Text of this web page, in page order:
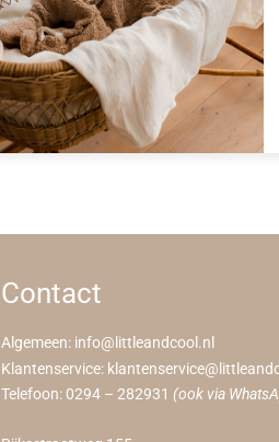
Contact
Algemeen: info@littleandcool.nl
Klantenservice:
Telefoon: 0294 – 282931 (ook via